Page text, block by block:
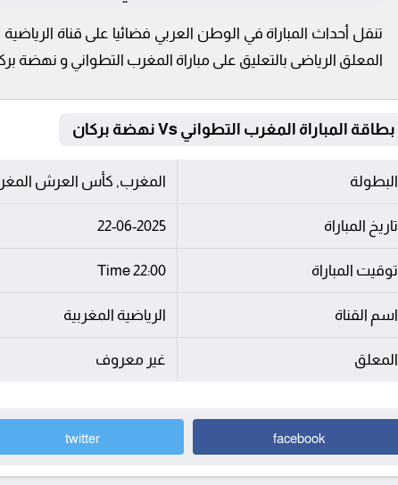
تنقل أحداث المباراة في الوطن العربي فضائيا على قناة
المعلق الرياضى بالتعليق على مباراة المغرب التطواني و نهضة
بطاقة المباراة المغرب التطواني Vs نهضة بركان
البطولة المغرب, كأس العرش
تاريخ المباراة 22-06-2025
توقيت المباراة 22:00 Time
اسم القناة الرياضية المغربية
المعلق غير معروف
facebook
twitter